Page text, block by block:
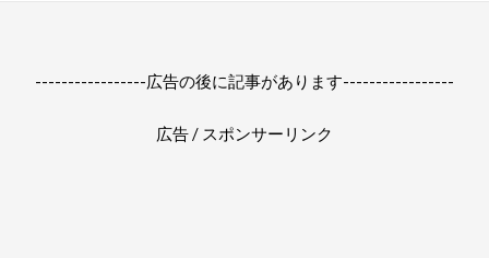
-----------------広告の後に記事があります-----------------
広告 / スポンサーリンク